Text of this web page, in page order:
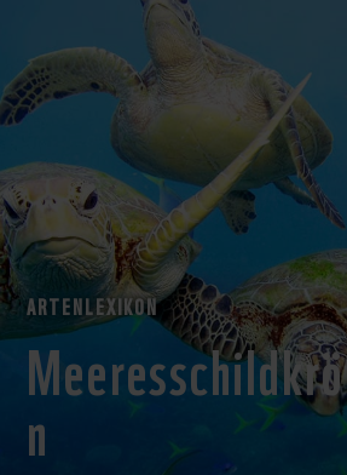
ARTENLEXIKON
n